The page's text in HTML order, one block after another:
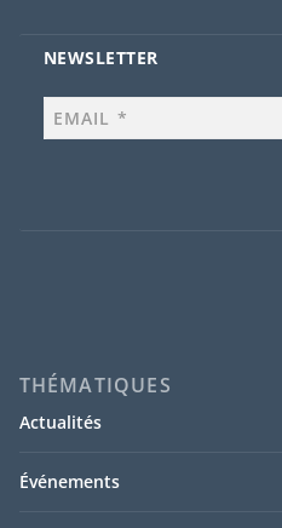
NEWSLETTER
THÉMATIQUES
Actualités
Événements